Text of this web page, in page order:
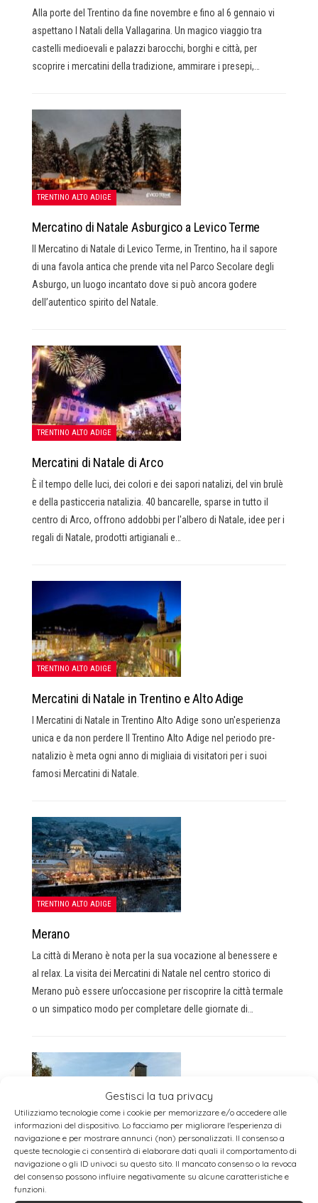
Gestisci la tua privacy
Utilizziamo tecnologie come i cookie per memorizzare e/o accedere alle
informazioni del dispositivo. Lo facciamo per migliorare l'esperienza di
navigazione e per mostrare annunci (non) personalizzati. Il consenso a
queste tecnologie ci consentirà di elaborare dati quali il comportamento di
navigazione o gli ID univoci su questo sito. Il mancato consenso o la revoca
del consenso possono influire negativamente su alcune caratteristiche e
funzioni.
Alla porte del Trentino da fine novembre e fino al 6 gennaio vi
aspettano I Natali della Vallagarina. Un magico viaggio tra
castelli medioevali e palazzi barocchi, borghi e città, per
scoprire i mercatini della tradizione, ammirare i presepi,…
TRENTINO ALTO ADIGE
Mercatino di Natale Asburgico a Levico Terme
Il Mercatino di Natale di Levico Terme, in Trentino, ha il sapore
di una favola antica che prende vita nel Parco Secolare degli
Asburgo, un luogo incantato dove si può ancora godere
dell’autentico spirito del Natale.
TRENTINO ALTO ADIGE
Mercatini di Natale di Arco
È il tempo delle luci, dei colori e dei sapori natalizi, del vin brulè
e della pasticceria natalizia. 40 bancarelle, sparse in tutto il
centro di Arco, offrono addobbi per l'albero di Natale, idee per i
regali di Natale, prodotti artigianali e…
TRENTINO ALTO ADIGE
Mercatini di Natale in Trentino e Alto Adige
I Mercatini di Natale in Trentino Alto Adige sono un'esperienza
unica e da non perdere Il Trentino Alto Adige nel periodo pre-
natalizio è meta ogni anno di migliaia di visitatori per i suoi
famosi Mercatini di Natale.
TRENTINO ALTO ADIGE
Merano
La città di Merano è nota per la sua vocazione al benessere e
al relax. La visita dei Mercatini di Natale nel centro storico di
Merano può essere un’occasione per riscoprire la città termale
o un simpatico modo per completare delle giornate di…
TRENTINO ALTO ADIGE
Mercatini di Natale a Castel Tirolo
Da inizio dicembre, per due fine settimana, il romantico cortile